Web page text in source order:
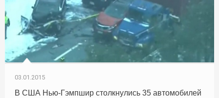
03.01.2015
В США Нью-Гэмпшир столкнулись 35 автомобилей